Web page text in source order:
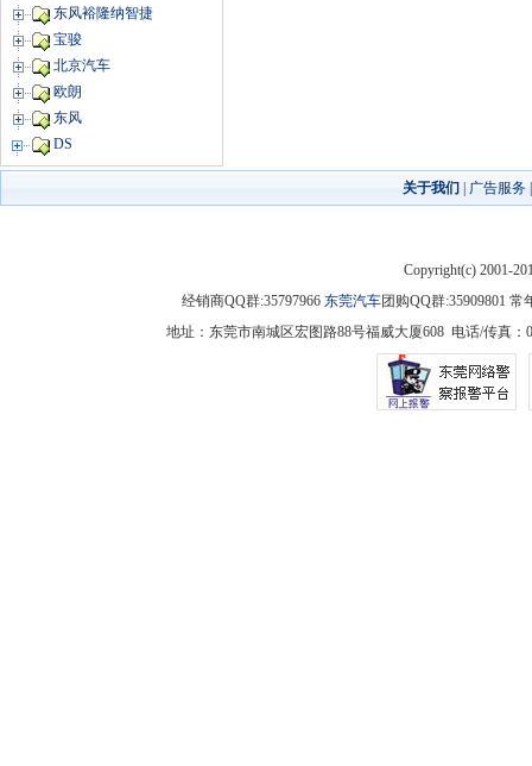
东风裕隆纳智捷
宝骏
北京汽车
欧朗
东风
DS
关于我们 广告服务
Copyright(c) 2001-
经销商QQ群:35797966 东莞汽车团购QQ群:35909801
地址：东莞市南城区宏图路88号福威大厦608 电话/传真：